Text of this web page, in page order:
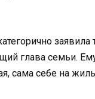
глава семьи.
сама себе на